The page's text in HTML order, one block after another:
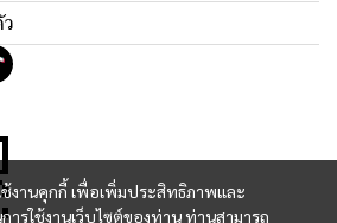
ช้งานคุกกี้ เพื่อเพิ่มประสิทธิภาพและ
รใช้งานเว็บไซต์ของท่าน ท่านสามารถ